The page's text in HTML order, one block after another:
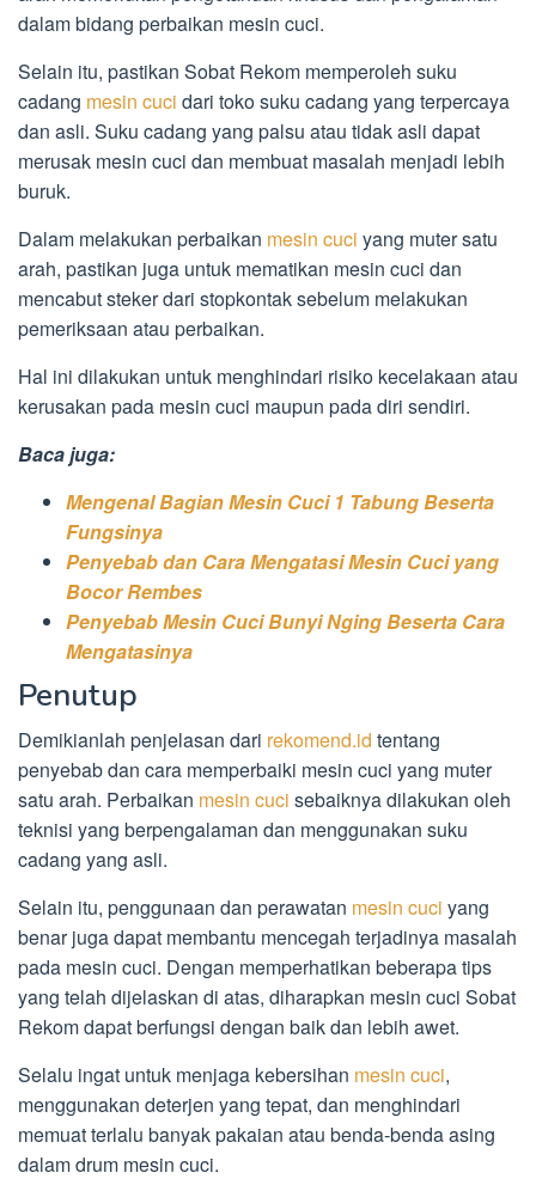
dalam bidang perbaikan mesin cuci.
Selain itu, pastikan Sobat Rekom memperoleh suku
cadang mesin cuci dari toko suku cadang yang terpercaya
dan asli. Suku cadang yang palsu atau tidak asli dapat
merusak mesin cuci dan membuat masalah menjadi lebih
buruk.
Dalam melakukan perbaikan mesin cuci yang muter satu
arah, pastikan juga untuk mematikan mesin cuci dan
mencabut steker dari stopkontak sebelum melakukan
pemeriksaan atau perbaikan.
Hal ini dilakukan untuk menghindari risiko kecelakaan atau
kerusakan pada mesin cuci maupun pada diri sendiri.
Baca juga:
Mengenal Bagian Mesin Cuci 1 Tabung Beserta
Fungsinya
Penyebab dan Cara Mengatasi Mesin Cuci yang
Bocor Rembes
Penyebab Mesin Cuci Bunyi Nging Beserta Cara
Mengatasinya
Penutup
Demikianlah penjelasan dari rekomend.id tentang
penyebab dan cara memperbaiki mesin cuci yang muter
satu arah. Perbaikan mesin cuci sebaiknya dilakukan oleh
teknisi yang berpengalaman dan menggunakan suku
cadang yang asli.
Selain itu, penggunaan dan perawatan mesin cuci yang
benar juga dapat membantu mencegah terjadinya masalah
pada mesin cuci. Dengan memperhatikan beberapa tips
yang telah dijelaskan di atas, diharapkan mesin cuci Sobat
Rekom dapat berfungsi dengan baik dan lebih awet.
Selalu ingat untuk menjaga kebersihan mesin cuci,
menggunakan deterjen yang tepat, dan menghindari
memuat terlalu banyak pakaian atau benda-benda asing
dalam drum mesin cuci.